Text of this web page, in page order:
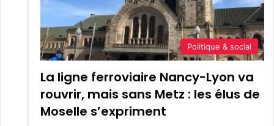
Politique & social
La ligne ferroviaire Nancy-Lyon va
rouvrir, mais sans Metz : les élus de
Moselle s’expriment